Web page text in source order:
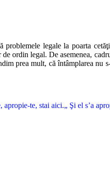
problemele legale la poarta
ordin legal. De asemenea,
prea mult, că întâmplarea nu
te, stai aici.„ Şi el s’a